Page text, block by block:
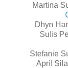
Martina
Dhyn
Sulis
Stefanie
April